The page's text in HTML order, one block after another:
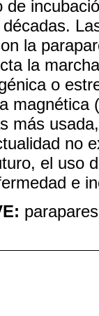
de
la
la
o
más
no
el uso
e